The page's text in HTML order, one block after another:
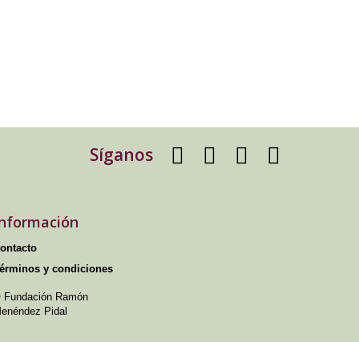
Síganos
y condiciones
Ramón
Pidal